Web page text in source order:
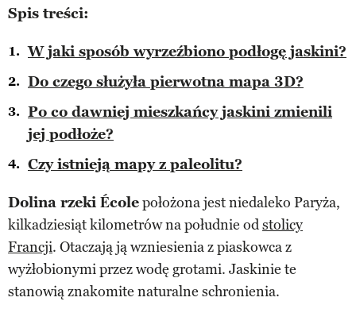
Spis treści:
W jaki sposób wyrzeźbiono podłogę jaskini?
Do czego służyła pierwotna mapa 3D?
Po co dawniej mieszkańcy jaskini zmienili
jej podłoże?
Czy istnieją mapy z paleolitu?
Dolina rzeki Écolepołożona jest niedaleko Paryża,
kilkadziesiąt kilometrów na południe odstolicy
Francji. Otaczają ją wzniesienia z piaskowca z
wyżłobionymi przez wodę grotami. Jaskinie te
stanowią znakomite naturalne schronienia.